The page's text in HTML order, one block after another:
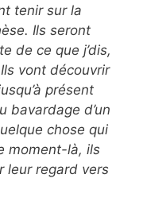
tenir sur la
Ils seront
de ce que j’dis,
vont découvrir
présent
bavardage d’un
chose qui
moment-là, ils
leur regard vers